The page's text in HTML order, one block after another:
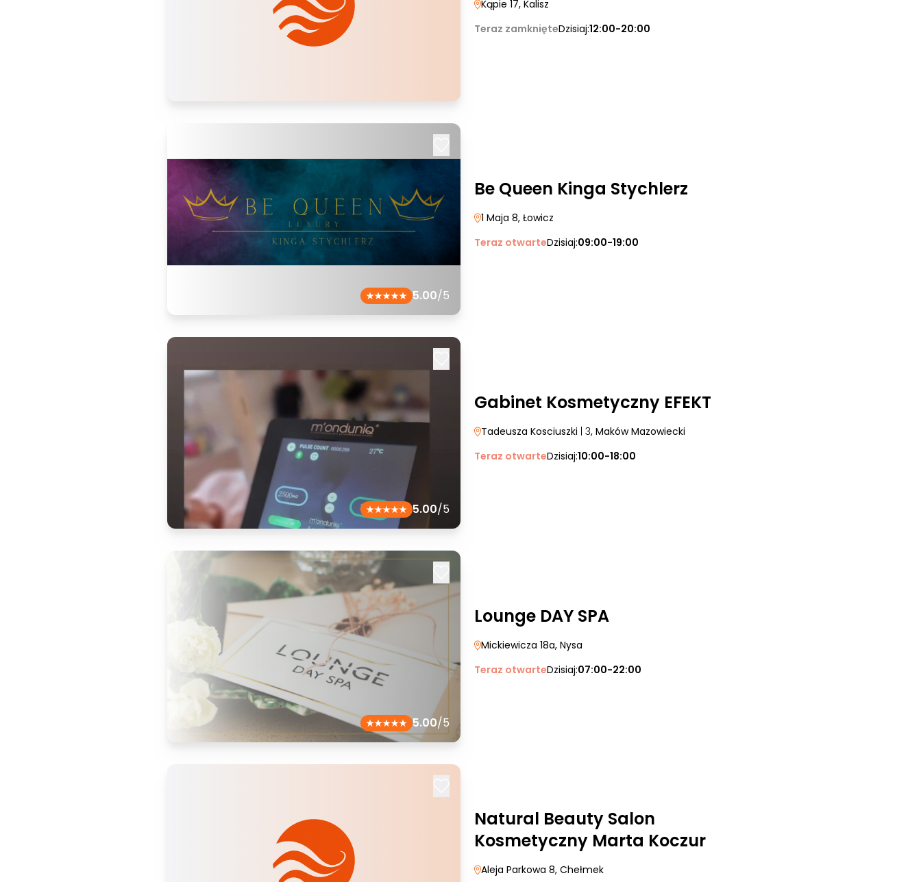
Kąpie 17, Kalisz
Teraz zamknięteDzisiaj:12:00-20:00
5.00/5
Be Queen Kinga Stychlerz
1 Maja 8, Łowicz
Teraz otwarteDzisiaj:09:00-19:00
5.00/5
Gabinet Kosmetyczny EFEKT
Tadeusza Kosciuszki | 3, Maków Mazowiecki
Teraz otwarteDzisiaj:10:00-18:00
5.00/5
Lounge DAY SPA
Mickiewicza 18a, Nysa
Teraz otwarteDzisiaj:07:00-22:00
Natural Beauty Salon
Kosmetyczny Marta Koczur
Aleja Parkowa 8, Chełmek